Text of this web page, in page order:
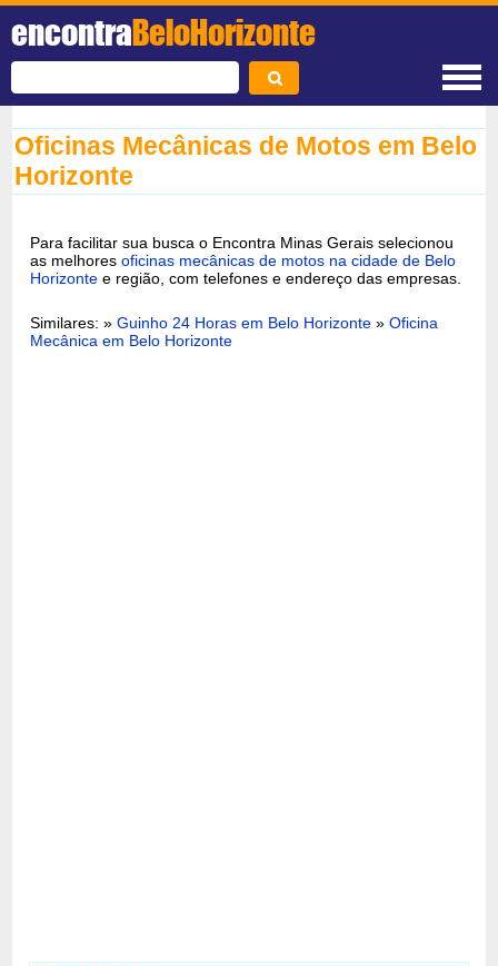
encontraBeloHorizonte
Oficinas Mecânicas de Motos em Belo
Horizonte
Para facilitar sua busca o Encontra Minas Gerais selecionou
as melhoresoficinas mecânicas de motos na cidade de Belo
Horizonte e região, com telefones e endereço das empresas.
Similares: »Guinho 24 Horas em Belo Horizonte »Oficina
Mecânica em Belo Horizonte